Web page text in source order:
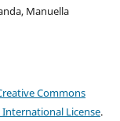
Manuella
Commons
License.